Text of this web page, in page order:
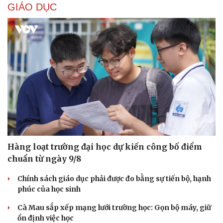
GIÁO DỤC
Hàng loạt trường đại học dự kiến công bố điểm
chuẩn từ ngày 9/8
Chính sách giáo dục phải được đo bằng sự tiến bộ, hạnh
phúc của học sinh
Cà Mau sắp xếp mạng lưới trường học: Gọn bộ máy, giữ
ổn định việc học